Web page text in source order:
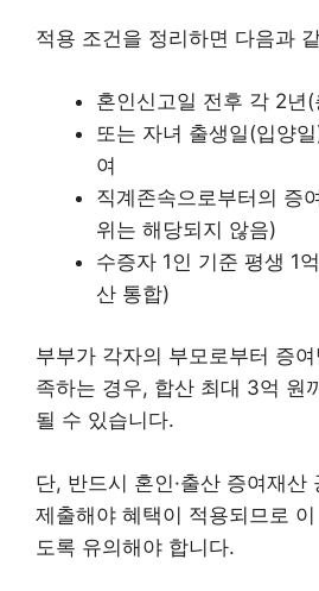
적용 조건을 정리하면 다음과
혼인신고일 전후 각 2년
또는 자녀 출생일(입양
여
직계존속으로부터의 증
위는 해당되지 않음)
수증자 1인 기준 평생 1
산 통합)
부부가 각자의 부모로부터 증
족하는 경우, 합산 최대 3억 원
될 수 있습니다.
단, 반드시 혼인·출산 증여재산
제출해야 혜택이 적용되므로
도록 유의해야 합니다.